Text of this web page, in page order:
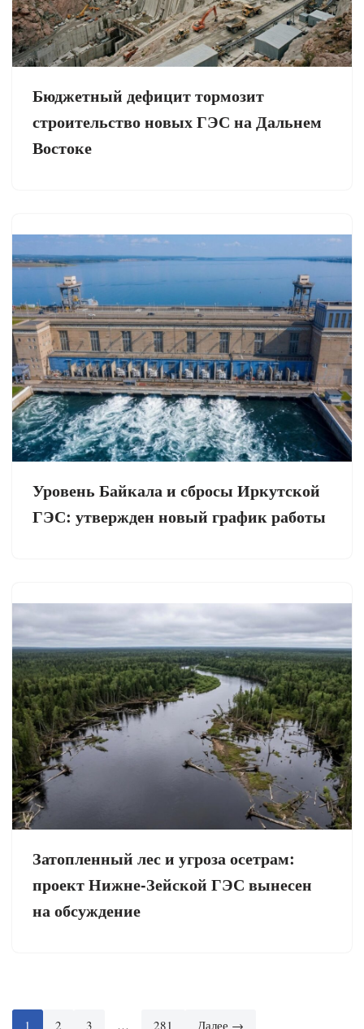
Бюджетный дефицит тормозит
строительство новых ГЭС на Дальнем
Востоке
Уровень Байкала и сбросы Иркутской
ГЭС: утвержден новый график работы
Затопленный лес и угроза осетрам:
проект Нижне-Зейской ГЭС вынесен
на обсуждение
1 2 3 … 281 Далее →